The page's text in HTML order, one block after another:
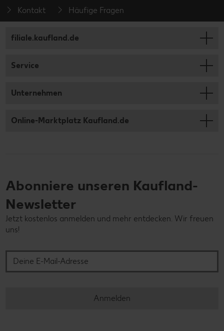
Kontakt Häufige Fragen
filiale.kaufland.de
Service
Unternehmen
Online-Marktplatz Kaufland.de
Abonniere unseren Kaufland-
Newsletter
Jetzt kostenlos anmelden und mehr entdecken. Wir freuen
uns!
Anmelden